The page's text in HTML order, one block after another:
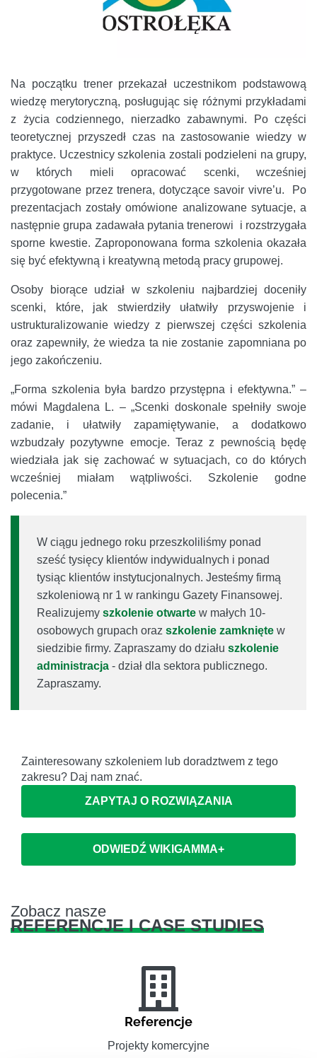
Na początku trener przekazał uczestnikom podstawową
wiedzę merytoryczną, posługując się różnymi przykładami
z życia codziennego, nierzadko zabawnymi. Po części
teoretycznej przyszedł czas na zastosowanie wiedzy w
praktyce. Uczestnicy szkolenia zostali podzieleni na grupy,
w których mieli opracować scenki, wcześniej
przygotowane przez trenera, dotyczące savoir vivre’u. Po
prezentacjach zostały omówione analizowane sytuacje, a
następnie grupa zadawała pytania trenerowi i rozstrzygała
sporne kwestie. Zaproponowana forma szkolenia okazała
się być efektywną i kreatywną metodą pracy grupowej.
Osoby biorące udział w szkoleniu najbardziej doceniły
scenki, które, jak stwierdziły ułatwiły przyswojenie i
ustrukturalizowanie wiedzy z pierwszej części szkolenia
oraz zapewniły, że wiedza ta nie zostanie zapomniana po
jego zakończeniu.
„Forma szkolenia była bardzo przystępna i efektywna.” –
mówi Magdalena L. – „Scenki doskonale spełniły swoje
zadanie, i ułatwiły zapamiętywanie, a dodatkowo
wzbudzały pozytywne emocje. Teraz z pewnością będę
wiedziała jak się zachować w sytuacjach, co do których
wcześniej miałam wątpliwości. Szkolenie godne
polecenia.”
W ciągu jednego roku przeszkoliliśmy ponad
sześć tysięcy klientów indywidualnych i ponad
tysiąc klientów instytucjonalnych. Jesteśmy firmą
szkoleniową nr 1 w rankingu Gazety Finansowej.
Realizujemy szkolenie otwarte w małych 10-
osobowych grupach oraz szkolenie zamknięte w
siedzibie firmy. Zapraszamy do działu szkolenie
administracja - dział dla sektora publicznego.
Zapraszamy.
Zainteresowany szkoleniem lub doradztwem z tego
zakresu? Daj nam znać.
ZAPYTAJ O ROZWIĄZANIA
ODWIEDŹ WIKIGAMMA+
Zobacz nasze
REFERENCJE I CASE STUDIES
Referencje
Projekty komercyjne